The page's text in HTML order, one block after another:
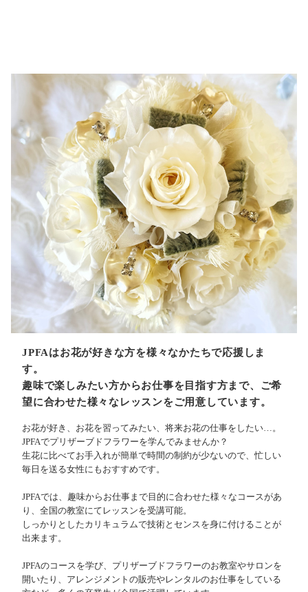
JPFAはお花が好きな方を様々なかたちで応援しま
す。
趣味で楽しみたい方からお仕事を目指す方まで、ご希
望に合わせた様々なレッスンをご用意しています。
お花が好き、お花を習ってみたい、将来お花の仕事をしたい…。
JPFAでプリザーブドフラワーを学んでみませんか？
生花に比べてお手入れが簡単で時間の制約が少ないので、忙しい
毎日を送る女性にもおすすめです。
JPFAでは、趣味からお仕事まで目的に合わせた様々なコースがあ
り、全国の教室にてレッスンを受講可能。
しっかりとしたカリキュラムで技術とセンスを身に付けることが
出来ます。
JPFAのコースを学び、プリザーブドフラワーのお教室やサロンを
開いたり、アレンジメントの販売やレンタルのお仕事をしている